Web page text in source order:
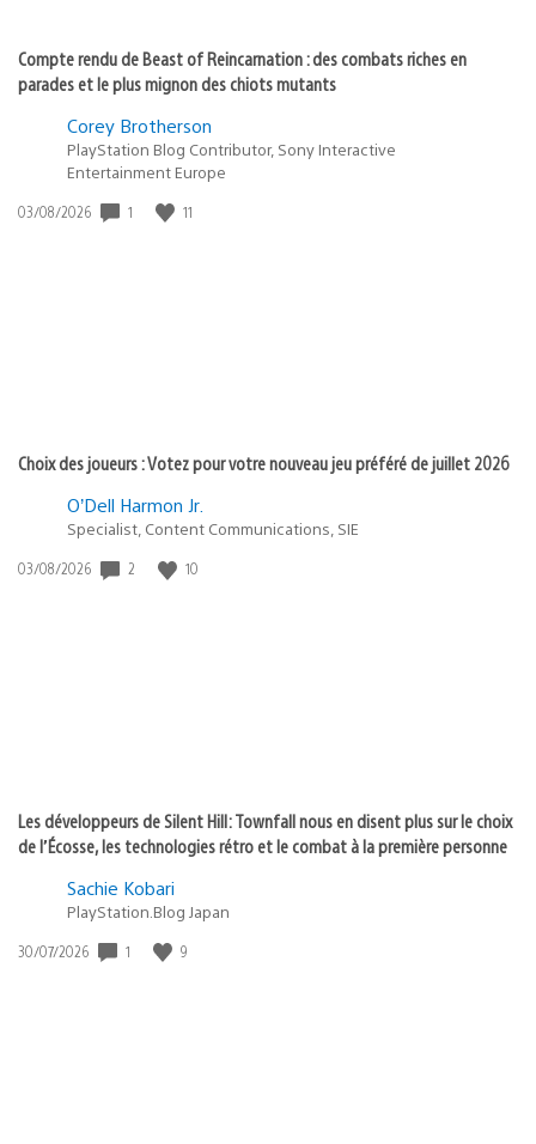
Compte rendu de Beast of Reincarnation : des combats riches en
parades et le plus mignon des chiots mutants
Corey Brotherson
PlayStation Blog Contributor, Sony Interactive
Entertainment Europe
Date
03/08/2026 1 11
Choix des joueurs : Votez pour votre nouveau jeu préféré de juillet 2026
O’Dell Harmon Jr.
Specialist, Content Communications, SIE
Date
03/08/2026 2 10
Les développeurs de Silent Hill: Townfall nous en disent plus sur le choix
de l’Écosse, les technologies rétro et le combat à la première personne
Sachie Kobari
PlayStation.Blog Japan
Date
30/07/2026 1 9